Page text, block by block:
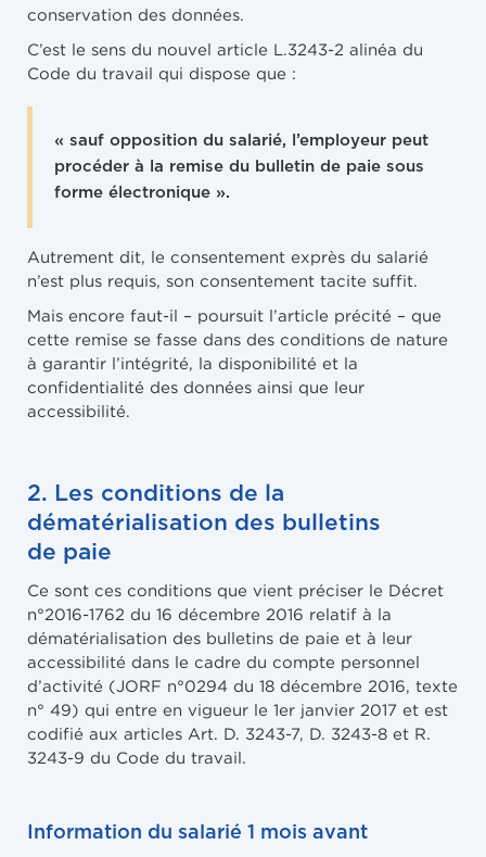
conservation des données.
C’est le sens du nouvel article L.3243-2 alinéa du
Code du travail qui dispose que :
« sauf opposition du salarié, l’employeur peut
procéder à la remise du bulletin de paie sous
forme électronique ».
Autrement dit, le consentement exprès du salarié
n’est plus requis, son consentement tacite suffit.
Mais encore faut-il – poursuit l’article précité – que
cette remise se fasse dans des conditions de nature
à garantir l’intégrité, la disponibilité et la
confidentialité des données ainsi que leur
accessibilité.
2. Les conditions de la
dématérialisation des bulletins
de paie
Ce sont ces conditions que vient préciser le Décret
n°2016-1762 du 16 décembre 2016 relatif à la
dématérialisation des bulletins de paie et à leur
accessibilité dans le cadre du compte personnel
d’activité (JORF n°0294 du 18 décembre 2016, texte
n° 49) qui entre en vigueur le 1er janvier 2017 et est
codifié aux articles Art. D. 3243-7, D. 3243-8 et R.
3243-9 du Code du travail.
Information du salarié 1 mois avant